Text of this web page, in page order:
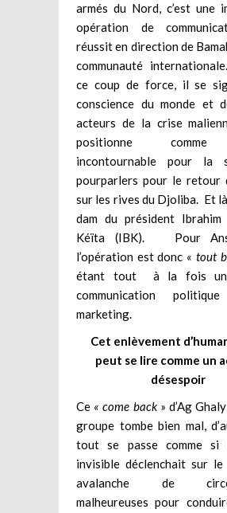
armés du Nord, c’est une
opération de
réussit en direction de
communauté
ce coup de force, il se
conscience du monde et
acteurs de la crise
positionne
incontournable pour la
pourparlers pour le retour
sur les rives du Djoliba. Et
dam du président Ibrahim
Kéïta (IBK). Pour
l’opération est donc « tout
étant tout à la fois un
communication
marketing.
Cet enlèvement
peut se lire comme un
désespoir
Ce « come back » d’Ag
groupe tombe bien mal,
tout se passe comme si
invisible déclenchait sur
avalanche de
malheureuses pour